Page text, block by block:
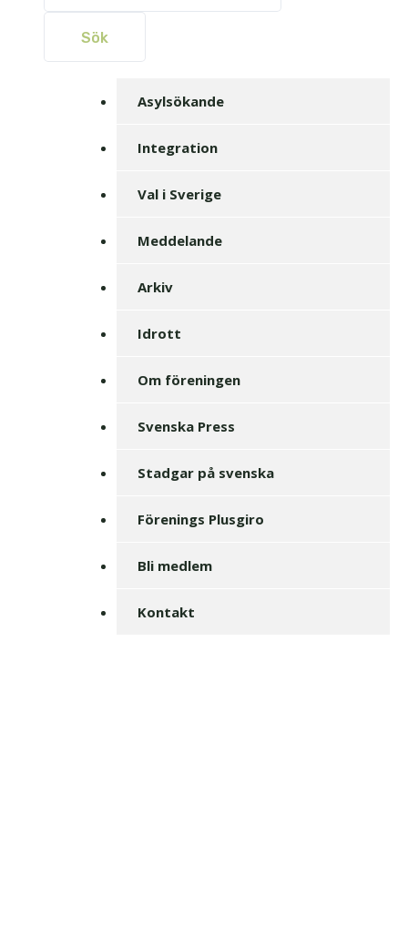
Asylsökande
Integration
Val i Sverige
Meddelande
Arkiv
Idrott
Om föreningen
Svenska Press
Stadgar på svenska
Förenings Plusgiro
Bli medlem
Kontakt